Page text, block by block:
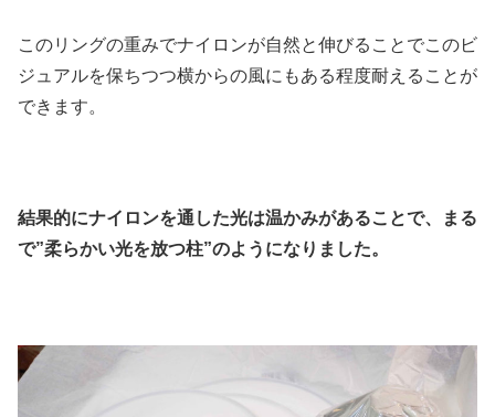
このリングの重みでナイロンが自然と伸びることでこのビ
ジュアルを保ちつつ横からの風にもある程度耐えることが
できます。
結果的にナイロンを通した光は温かみがあることで、まる
で”柔らかい光を放つ柱”のようになりました。